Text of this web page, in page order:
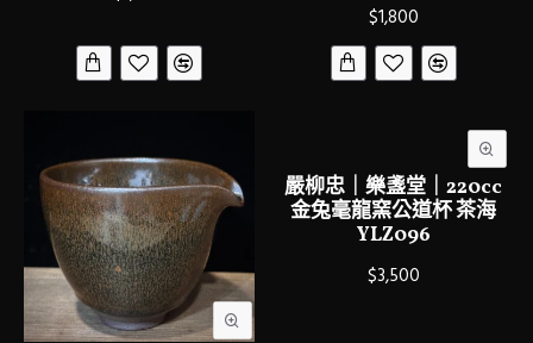
$1,800
嚴柳忠｜樂盞堂｜220cc
金兔毫龍窯公道杯 茶海
YLZ096
$3,500